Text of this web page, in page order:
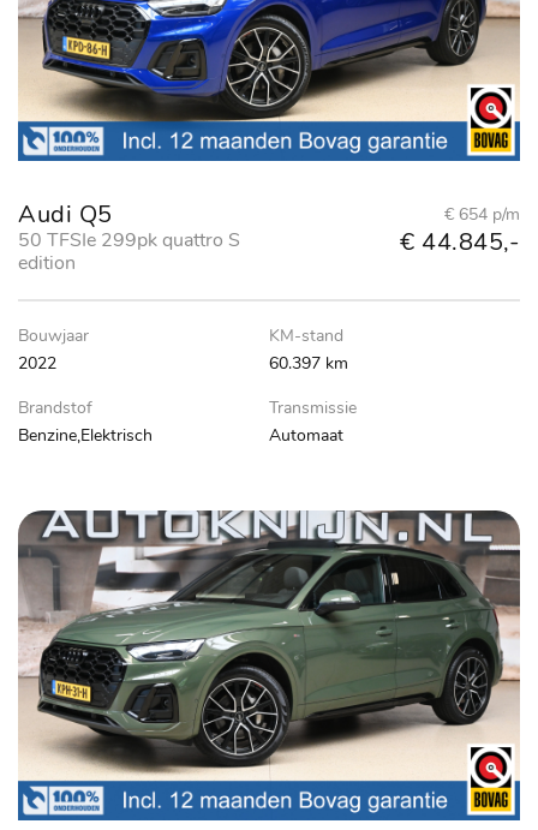
Audi Q5
50 TFSIe 299pk quattro S
edition
€ 654 p/m
€ 44.845,-
Bouwjaar
2022
KM-stand
60.397 km
Brandstof
Benzine,Elektrisch
Transmissie
Automaat